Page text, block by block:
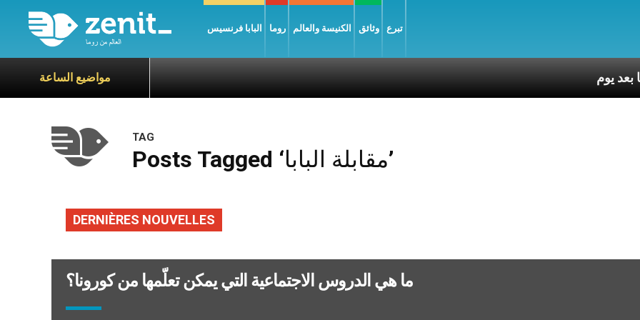
البابا فرنسيس روما الكنيسة والعالم وثائق تبرع
مواضيع الساعة
TAG
Posts Tagged ‘مقابلة البابا’
DERNIÈRES NOUVELLES
ما هي الدروس الاجتماعية التي يمكن تعلّمها من كورونا؟